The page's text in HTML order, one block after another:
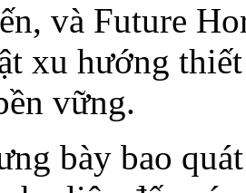
và Future
xu hướng
vững.
bày bao